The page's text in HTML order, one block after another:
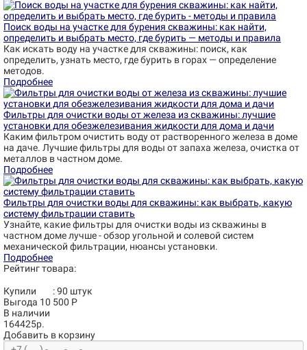
Поиск воды на участке для бурения скважины: как найти,
определить и выбрать место, где бурить — методы и правила
Как искать воду на участке для скважины: поиск, как
определить, узнать место, где бурить в горах — определение
методов.
Подробнее
Фильтры для очистки воды от железа из скважины: лучшие
установки для обезжелезивания жидкости для дома и дачи
Каким фильтром очистить воду от растворенного железа в доме
на даче. Лучшие фильтры для воды от запаха железа, очистка от
металлов в частном доме.
Подробнее
Фильтры для очистки воды для скважины: как выбрать, какую
систему фильтрации ставить
Узнайте, какие фильтры для очистки воды из скважины в
частном доме лучше - обзор угольной и солевой систем
механической фильтрации, нюансы установки.
Подробнее
Рейтинг товара:
Купили :90 штук
Выгода 10 500 Р
В наличии
164425р.
Добавить в корзину